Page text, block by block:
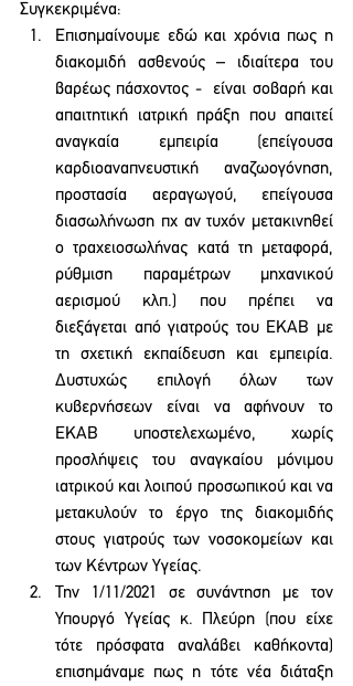
Συγκεκριμένα:
Επισημαίνουμε εδώ και χρόνια πως η
διακομιδή ασθενούς – ιδιαίτερα του
βαρέως πάσχοντος -  είναι σοβαρή και
απαιτητική ιατρική πράξη που απαιτεί
αναγκαία εμπειρία (επείγουσα
καρδιοαναπνευστική αναζωογόνηση,
προστασία αεραγωγού, επείγουσα
διασωλήνωση πχ αν τυχόν μετακινηθεί
ο τραχειοσωλήνας κατά τη μεταφορά,
ρύθμιση παραμέτρων μηχανικού
αερισμού κλπ.) που πρέπει να
διεξάγεται από γιατρούς του ΕΚΑΒ με
τη σχετική εκπαίδευση και εμπειρία.
Δυστυχώς επιλογή όλων των
κυβερνήσεων είναι να αφήνουν το
ΕΚΑΒ υποστελεχωμένο, χωρίς
προσλήψεις του αναγκαίου μόνιμου
ιατρικού και λοιπού προσωπικού και να
μετακυλούν το έργο της διακομιδής
στους γιατρούς των νοσοκομείων και
των Κέντρων Υγείας.
Την 1/11/2021 σε συνάντηση με τον
Υπουργό Υγείας κ. Πλεύρη (που είχε
τότε πρόσφατα αναλάβει καθήκοντα)
επισημάναμε πως η τότε νέα διάταξη